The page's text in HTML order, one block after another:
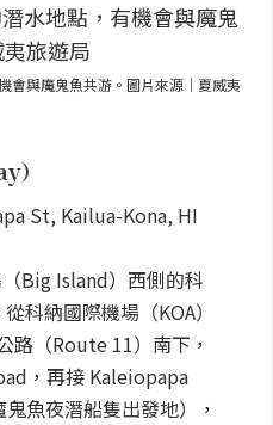
會與魔鬼魚共游。圖片來源｜夏威夷
）
St, Kailua-Kona, HI
Big Island）西側的科
科納國際機場（KOA）
路（Route 11）南下，
，再接 Kaleiopapa
魚夜潛船隻出發地），